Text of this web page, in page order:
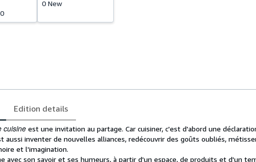
0 New
Edition details
cuisine est une invitation au partage. Car cuisiner, c'est d'abord une
aussi inventer de nouvelles alliances, redécouvrir des goûts oubliés,
et l'imagination.
avec son savoir et ses humeurs, à partir d'un espace, de produits et d'un